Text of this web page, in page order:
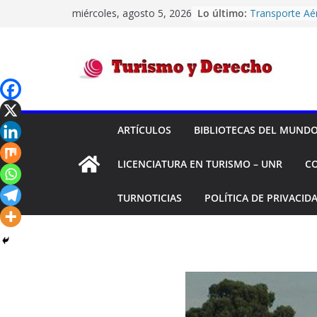
miércoles, agosto 5, 2026 Lo último: Transporte
Transporte
AÉREAS S.A.
El turismo
Códigos IATA
su historial de
Turismo
Derecho
ARTÍCULOS BIBLIOTECAS DEL
LICENCIATURA EN TURISMO – UNR
TURNOTICIAS POLÍTICA DE